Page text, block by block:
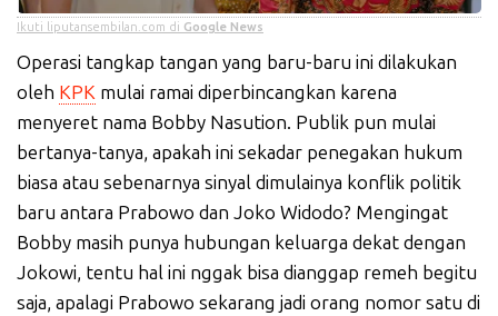
Ikuti liputansembilan.com di Google News
Operasi tangkap tangan yang baru-baru ini dilakukan
oleh KPK mulai ramai diperbincangkan karena
menyeret nama Bobby Nasution. Publik pun mulai
bertanya-tanya, apakah ini sekadar penegakan hukum
biasa atau sebenarnya sinyal dimulainya konflik politik
baru antara Prabowo dan Joko Widodo? Mengingat
Bobby masih punya hubungan keluarga dekat dengan
Jokowi, tentu hal ini nggak bisa dianggap remeh begitu
saja, apalagi Prabowo sekarang jadi orang nomor satu di